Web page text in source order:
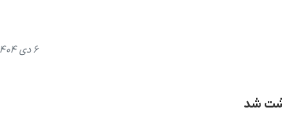
۶ دی ۱۴۰۴، ۱۳:۲۳
شد